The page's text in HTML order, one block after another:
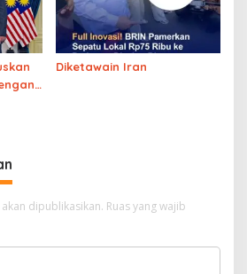
Diketawain Iran
dipublikasikan. Ruas yang wajib